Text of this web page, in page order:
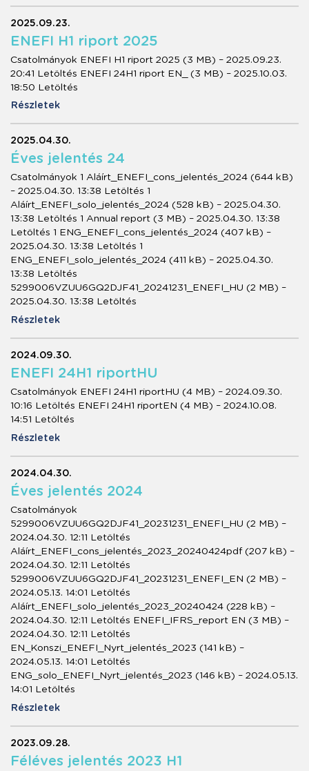
2025.09.23.
ENEFI H1 riport 2025
Csatolmányok ENEFI H1 riport 2025 (3 MB) – 2025.09.23.
20:41 Letöltés ENEFI 24H1 riport EN_ (3 MB) – 2025.10.03.
18:50 Letöltés
Részletek
2025.04.30.
Éves jelentés 24
Csatolmányok 1 Aláírt_ENEFI_cons_jelentés_2024 (644 kB)
– 2025.04.30. 13:38 Letöltés 1
Aláírt_ENEFI_solo_jelentés_2024 (528 kB) – 2025.04.30.
13:38 Letöltés 1 Annual report (3 MB) – 2025.04.30. 13:38
Letöltés 1 ENG_ENEFI_cons_jelentés_2024 (407 kB) –
2025.04.30. 13:38 Letöltés 1
ENG_ENEFI_solo_jelentés_2024 (411 kB) – 2025.04.30.
13:38 Letöltés
5299006VZUU6GQ2DJF41_20241231_ENEFI_HU (2 MB) –
2025.04.30. 13:38 Letöltés
Részletek
2024.09.30.
ENEFI 24H1 riportHU
Csatolmányok ENEFI 24H1 riportHU (4 MB) – 2024.09.30.
10:16 Letöltés ENEFI 24H1 riportEN (4 MB) – 2024.10.08.
14:51 Letöltés
Részletek
2024.04.30.
Éves jelentés 2024
Csatolmányok
5299006VZUU6GQ2DJF41_20231231_ENEFI_HU (2 MB) –
2024.04.30. 12:11 Letöltés
Aláírt_ENEFI_cons_jelentés_2023_20240424pdf (207 kB) –
2024.04.30. 12:11 Letöltés
5299006VZUU6GQ2DJF41_20231231_ENEFI_EN (2 MB) –
2024.05.13. 14:01 Letöltés
Aláírt_ENEFI_solo_jelentés_2023_20240424 (228 kB) –
2024.04.30. 12:11 Letöltés ENEFI_IFRS_report EN (3 MB) –
2024.04.30. 12:11 Letöltés
EN_Konszi_ENEFI_Nyrt_jelentés_2023 (141 kB) –
2024.05.13. 14:01 Letöltés
ENG_solo_ENEFI_Nyrt_jelentés_2023 (146 kB) – 2024.05.13.
14:01 Letöltés
Részletek
2023.09.28.
Féléves jelentés 2023 H1